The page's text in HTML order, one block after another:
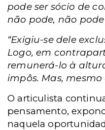
pode ser sócio de
não pode, não
“Exigiu-se dele
Logo, em
remunerá-lo à
impôs. Mas,
O articulista
pensamento,
naquela